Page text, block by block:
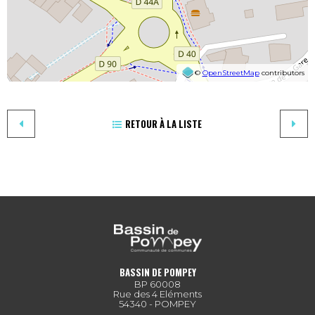
©OpenStreetMapcontributors
RETOUR À LA LISTE
BASSIN DE POMPEY
BP 60008
Rue des 4 Eléments
54340 - POMPEY